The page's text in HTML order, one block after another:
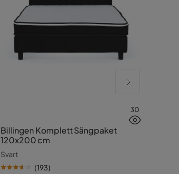
30
Billingen Komplett Sängpaket
120x200 cm
Svart
(193)